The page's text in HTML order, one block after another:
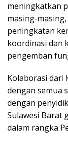
meningkatkan
masing-
peningkatan
koordinasi dan
pengemban
Kolaborasi dari
dengan semua
dengan
Sulawesi Barat
dalam rangka